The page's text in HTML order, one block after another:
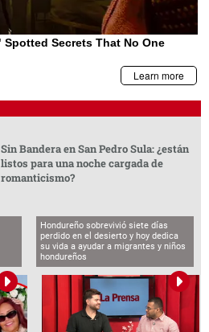
Sin Bandera en San Pedro Sula: ¿están
listos para una noche cargada de
romanticismo?
Hondureño sobrevivió siete días
perdido en el desierto y hoy dedica
su vida a ayudar a migrantes y niños
hondureños